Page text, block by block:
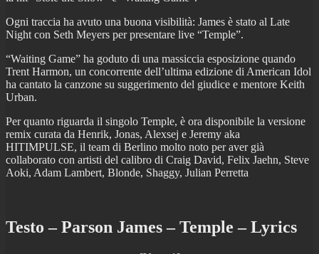
Ogni traccia ha avuto una buona visibilità: James è stato al Late
Night con Seth Meyers per presentare live “Temple”.
“Waiting Game” ha goduto di una massiccia esposizione quando
Trent Harmon, un concorrente dell’ultima edizione di American Idol
ha cantato la canzone su suggerimento del giudice e mentore Keith
Urban.
Per quanto riguarda il singolo Temple, è ora disponibile la versione
remix curata da Henrik, Jonas, Alexsej e Jeremy aka
HITIMPULSE, il team di Berlino molto noto per aver già
collaborato con artisti del calibro di Craig David, Felix Jaehn, Steve
Aoki, Adam Lambert, Blonde, Shaggy, Julian Perretta
Testo – Parson James – Temple – Lyrics